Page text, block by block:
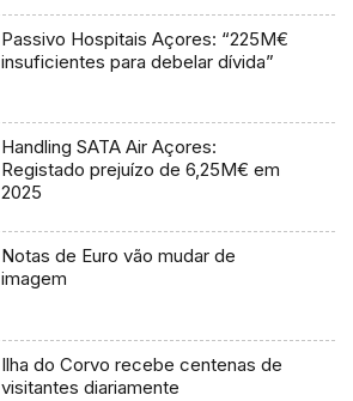
Passivo Hospitais Açores: “225M€
insuficientes para debelar dívida”
Handling SATA Air Açores:
Registado prejuízo de 6,25M€ em
2025
Notas de Euro vão mudar de
imagem
Ilha do Corvo recebe centenas de
visitantes diariamente